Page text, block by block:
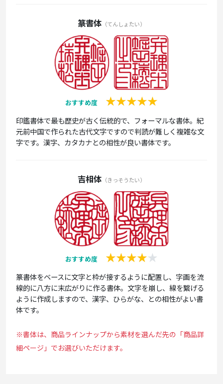
篆書体 （てんしょたい）
おすすめ度
印鑑書体で最も歴史が古く伝統的で、フォーマルな書体。紀
元前中国で作られた古代文字ですので判読が難しく複雑な文
字です。漢字、カタカナとの相性が良い書体です。
吉相体 （きっそうたい）
おすすめ度
篆書体をベースに文字と枠が接するように配置し、字画を流
線的に八方に末広がりに作る書体。文字を崩し、線を繋げる
ように作成しますので、漢字、ひらがな、との相性がよい書
体です。
※書体は、商品ラインナップから素材を選んだ先の「商品詳
細ページ」でお選びいただけます。